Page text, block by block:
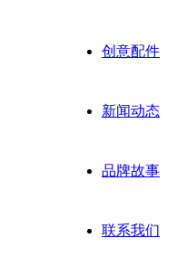
创意配件
新闻动态
品牌故事
联系我们